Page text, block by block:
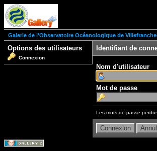
Galerie de l'Observatoire Océanologique de
Options des utilisateurs
Connexion
Identifiant de
Nom d'utilisateur
Mot de passe
Les mots de passe